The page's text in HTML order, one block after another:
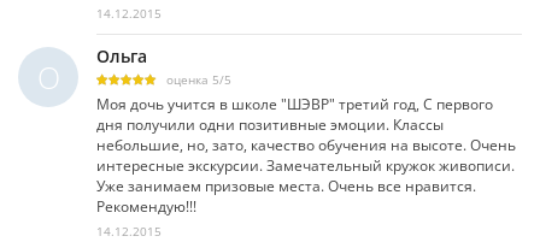
14.12.2015
О
Ольга
оценка 5/5
Моя дочь учится в школе "ШЭВР" третий год, С первого
дня получили одни позитивные эмоции. Классы
небольшие, но, зато, качество обучения на высоте. Очень
интересные экскурсии. Замечательный кружок живописи.
Уже занимаем призовые места. Очень все нравится.
Рекомендую!!!
14.12.2015